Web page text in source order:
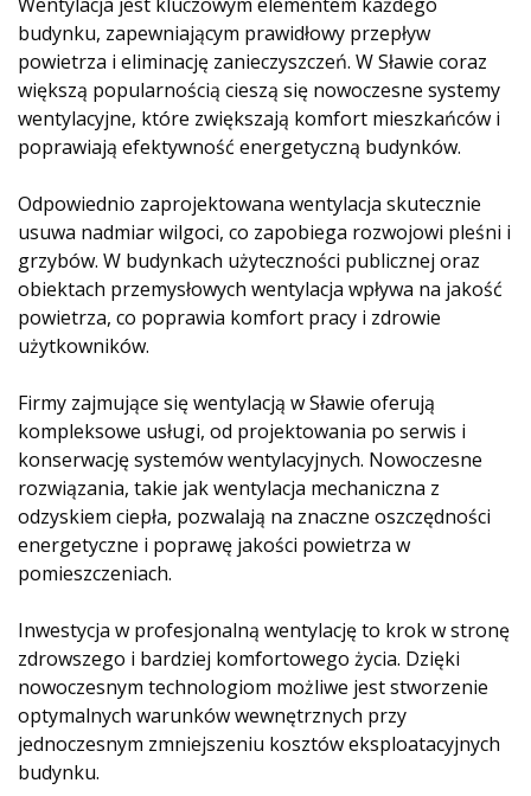
budynku, zapewniającym prawidłowy przepływ
powietrza i eliminację zanieczyszczeń. W Sławie coraz
większą popularnością cieszą się nowoczesne systemy
wentylacyjne, które zwiększają komfort mieszkańców i
poprawiają efektywność energetyczną budynków.
Odpowiednio zaprojektowana wentylacja skutecznie
usuwa nadmiar wilgoci, co zapobiega rozwojowi pleśni i
grzybów. W budynkach użyteczności publicznej oraz
obiektach przemysłowych wentylacja wpływa na jakość
powietrza, co poprawia komfort pracy i zdrowie
użytkowników.
Firmy zajmujące się wentylacją w Sławie oferują
kompleksowe usługi, od projektowania po serwis i
konserwację systemów wentylacyjnych. Nowoczesne
rozwiązania, takie jak wentylacja mechaniczna z
odzyskiem ciepła, pozwalają na znaczne oszczędności
energetyczne i poprawę jakości powietrza w
pomieszczeniach.
Inwestycja w profesjonalną wentylację to krok w stronę
zdrowszego i bardziej komfortowego życia. Dzięki
nowoczesnym technologiom możliwe jest stworzenie
optymalnych warunków wewnętrznych przy
jednoczesnym zmniejszeniu kosztów eksploatacyjnych
budynku.